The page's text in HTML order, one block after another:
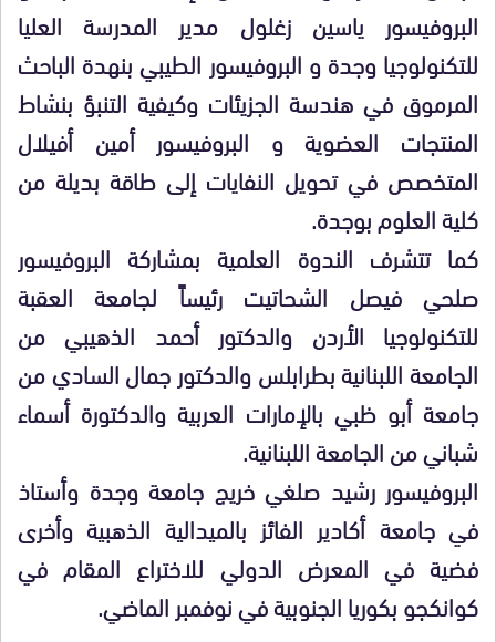
البروفيسور ياسين زغلول مدير المدرسة العليا
للتكنولوجيا وجدة و البروفيسور الطيبي بنهدة الباحث
المرموق في هندسة الجزيئات وكيفية التنبؤ بنشاط
المنتجات العضوية و البروفيسور أمين أفيلال
المتخصص في تحويل النفايات إلى طاقة بديلة من
كلية العلوم بوجدة.
كما تتشرف الندوة العلمية بمشاركة البروفيسور
صلحي فيصل الشحاتيت رئيساً لجامعة العقبة
للتكنولوجيا الأردن والدكتور أحمد الذهيبي من
الجامعة اللبنانية بطرابلس والدكتور جمال السادي من
جامعة أبو ظبي بالإمارات العربية والدكتورة أسماء
شباني من الجامعة اللبنانية.
البروفيسور رشيد صلغي خريج جامعة وجدة وأستاذ
في جامعة أكادير الفائز بالميدالية الذهبية وأخرى
فضية في المعرض الدولي للاختراع المقام في
كوانكجو بكوريا الجنوبية في نوفمبر الماضي.